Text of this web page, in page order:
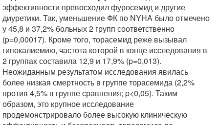
эффективности превосходил фуросемид и другие
диуретики. Так, уменьшение ФК по NYHA было отмечено
у 45,8 и 37,2% больных 2 групп соответственно
(p=0,00017). Кроме того, торасемид реже вызывал
гипокалиемию, частота которой в конце исследования в
2 группах составила 12,9 и 17,9% (p=0,013).
Неожиданным результатом исследования явилась
более низкая смертность в группе торасемида (2,2%
против 4,5% в группе сравнения; p<0,05). Таким
образом, это крупное исследование
продемонстрировало более высокую клиническую